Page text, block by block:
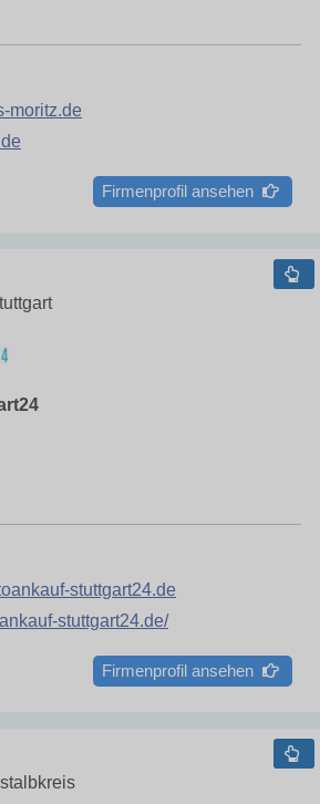
moritz.de
Firmenprofil ansehen
stuttgart24.de
stuttgart24.de/
Firmenprofil ansehen